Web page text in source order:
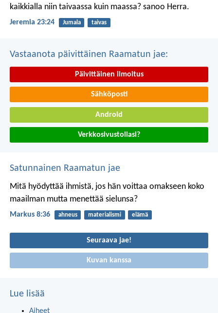
kaikkialla niin taivaassa kuin maassa? sanoo Herra.
Jeremia 23:24 Jumala taivas
Vastaanota päivittäinen Raamatun jae:
Päivittäinen ilmoitus
Sähköposti
Android
Verkkosivustollasi?
Satunnainen Raamatun jae
Mitä hyödyttää ihmistä, jos hän voittaa omakseen koko
maailman mutta menettää sielunsa?
Markus 8:36 ahneus materialismi elämä
Seuraava jae!
Kuvan kanssa
Lue lisää
Aiheet